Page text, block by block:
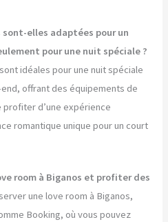
sont-elles adaptées pour un
pour une nuit spéciale ?
idéales pour une nuit spéciale
offrant des équipements de
d’une expérience
romantique unique pour un court
room à Biganos et profiter des
une love room à Biganos,
Booking, où vous pouvez